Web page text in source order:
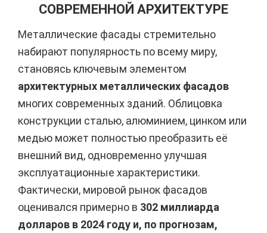
СОВРЕМЕННОЙ АРХИТЕКТУРЕ
Металлические фасады стремительно
набирают популярность по всему миру,
становясь ключевым элементом
архитектурных металлических фасадов
многих современных зданий. Облицовка
конструкции сталью, алюминием, цинком или
медью может полностью преобразить её
внешний вид, одновременно улучшая
эксплуатационные характеристики.
Фактически, мировой рынок фасадов
оценивался примерно в 302 миллиарда
долларов в 2024 году и, по прогнозам,